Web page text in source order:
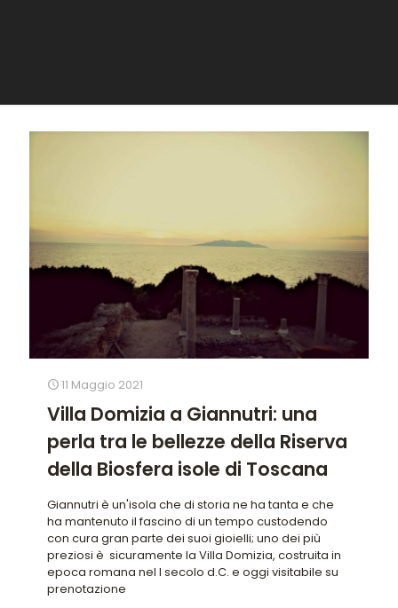
11 Maggio 2021
Villa Domizia a Giannutri: una
perla tra le bellezze della Riserva
della Biosfera isole di Toscana
Giannutri è un'isola che di storia ne ha tanta e che
ha mantenuto il fascino di un tempo custodendo
con cura gran parte dei suoi gioielli; uno dei più
preziosi è sicuramente la Villa Domizia, costruita in
epoca romana nel I secolo d.C. e oggi visitabile su
prenotazione